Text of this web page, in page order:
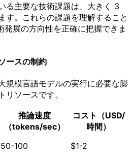
る主要な技術課題は、大きく 3
す。これらの課題を理解すること
展の方向性を正確に把握できま
ースの制約
規模言語モデルの実行に必要な膨
リソースです。
推論速度
（tokens/sec）
コスト（USD/
時間）
50-100
$1-2